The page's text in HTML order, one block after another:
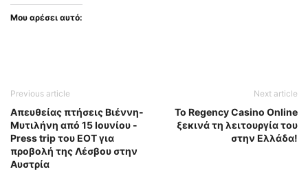
Μου αρέσει αυτό:
Previous article
Απευθείας πτήσεις Βιέννη-
Μυτιλήνη από 15 Ιουνίου -
Press trip του ΕΟΤ για
προβολή της Λέσβου στην
Αυστρία
Next article
Το Regency Casino Online
ξεκινά τη λειτουργία του
στην Ελλάδα!